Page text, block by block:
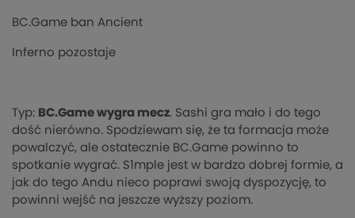
BC.Game ban Ancient
Inferno pozostaje
Typ: BC.Game wygra mecz. Sashi gra mało i do tego
dość nierówno. Spodziewam się, że ta formacja może
powalczyć, ale ostatecznie BC.Game powinno to
spotkanie wygrać. S1mple jest w bardzo dobrej formie, a
jak do tego Andu nieco poprawi swoją dyspozycję, to
powinni wejść na jeszcze wyższy poziom.